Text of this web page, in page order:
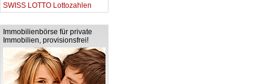
SWISS LOTTO Lottozahlen
Immobilienbörse für private
Immobilien, provisionsfrei!